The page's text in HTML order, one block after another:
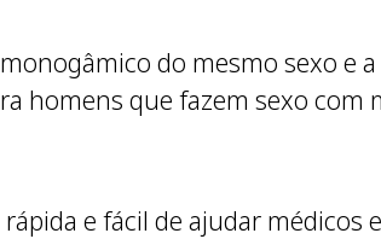
do mesmo sexo e
homens que fazem sexo com
e fácil de ajudar médicos e